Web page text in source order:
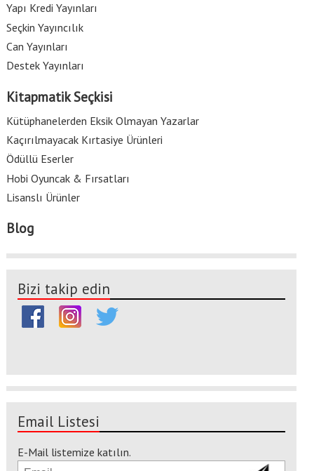
Yapı Kredi Yayınları
Seçkin Yayıncılık
Can Yayınları
Destek Yayınları
Kitapmatik Seçkisi
Kütüphanelerden Eksik Olmayan Yazarlar
Kaçırılmayacak Kırtasiye Ürünleri
Ödüllü Eserler
Hobi Oyuncak & Fırsatları
Lisanslı Ürünler
Blog
Bizi takip edin
Email Listesi
E-Mail listemize katılın.